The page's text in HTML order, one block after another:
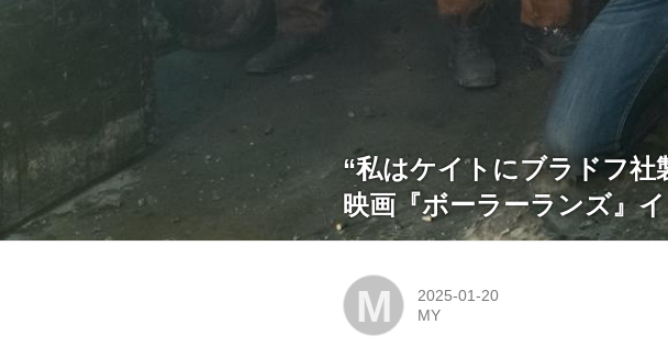
“私はケイトにブラドフ社
映画『ボーラーランズ』
M
2025-01-20
MY